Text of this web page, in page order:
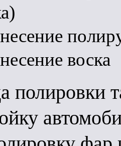
воска
полировки